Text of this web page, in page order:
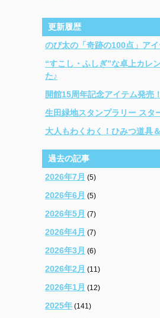
更新履歴
のび太の「奇跡の100点」アイ
“すこし・ふしぎ”な卓上カレ
た♪
開館15周年記念アイテム発売！
生田緑地スタンプラリー スタ
大人もわくわく！ひみつ道具
過去の記事
2026年7月 (5)
2026年6月 (5)
2026年5月 (7)
2026年4月 (7)
2026年3月 (6)
2026年2月 (11)
2026年1月 (12)
2025年 (141)